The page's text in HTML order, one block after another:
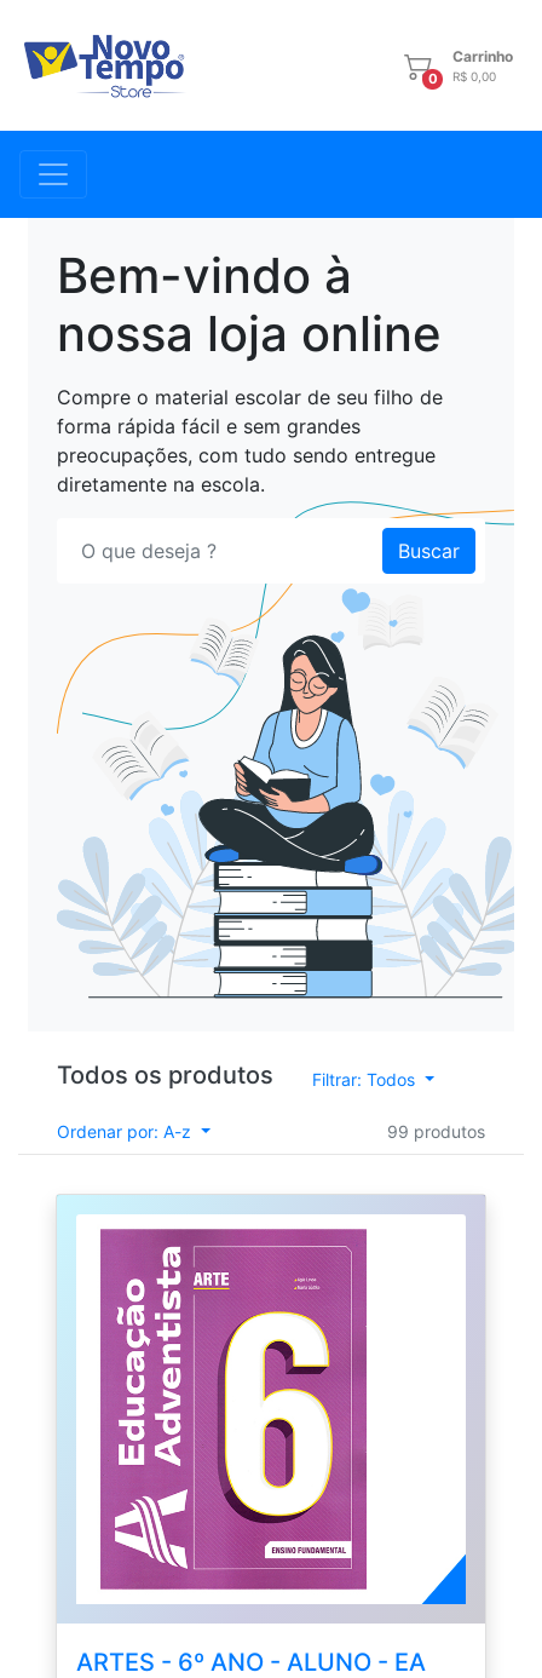
0
Carrinho
R$ 0,00
Bem-vindo à
nossa loja online
Compre o material escolar de seu filho de
forma rápida fácil e sem grandes
preocupações, com tudo sendo entregue
diretamente na escola.
Buscar
Todos os produtos Filtrar: Todos
Ordenar por: A-z 99 produtos
ARTES - 6º ANO - ALUNO - EA